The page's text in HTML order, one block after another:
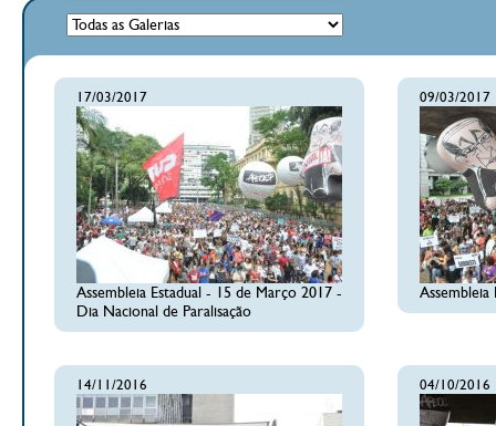
17/03/2017
Assembleia Estadual - 15 de Março 2017 -
Dia Nacional de Paralisação
09/03/2017
14/11/2016 04/10/2016